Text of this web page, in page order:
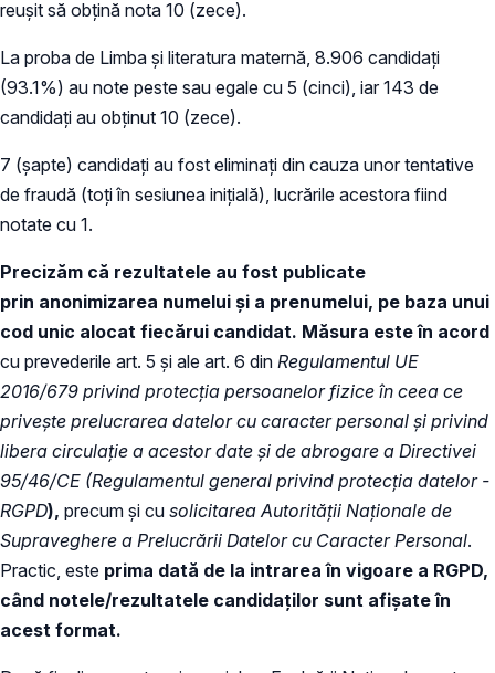
reușit să obțină nota 10 (zece).
La proba de Limba și literatura maternă, 8.906 candidați
(93.1%) au note peste sau egale cu 5 (cinci), iar 143 de
candidați au obținut 10 (zece).
7 (șapte) candidați au fost eliminați din cauza unor tentative
de fraudă (toți în sesiunea inițială), lucrările acestora fiind
notate cu 1.
Precizăm că rezultatele au fost publicate
prin anonimizarea numelui și a prenumelui, pe baza unui
cod unic alocat fiecărui candidat. Măsura este în acord
cu prevederile art. 5 și ale art. 6 din Regulamentul UE
2016/679 privind protecția persoanelor fizice în ceea ce
privește prelucrarea datelor cu caracter personal și privind
libera circulație a acestor date și de abrogare a Directivei
95/46/CE (Regulamentul general privind protecția datelor -
RGPD), precum și cu solicitarea Autorității Naționale de
Supraveghere a Prelucrării Datelor cu Caracter Personal.
Practic, este prima dată de la intrarea în vigoare a RGPD,
când notele/rezultatele candidaților sunt afișate în
acest format.